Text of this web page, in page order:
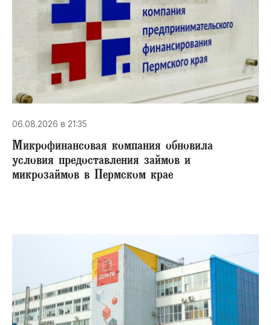
06.08.2026 в 21:35
Микрофинансовая компания обновила
условия предоставления займов и
микрозаймов в Пермском крае